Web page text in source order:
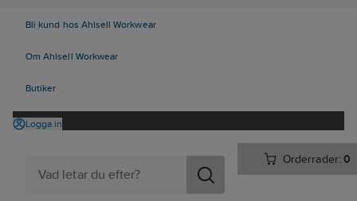
Bli kund hos Ahlsell Workwear
Om Ahlsell Workwear
Butiker
Logga in
Orderrader:0